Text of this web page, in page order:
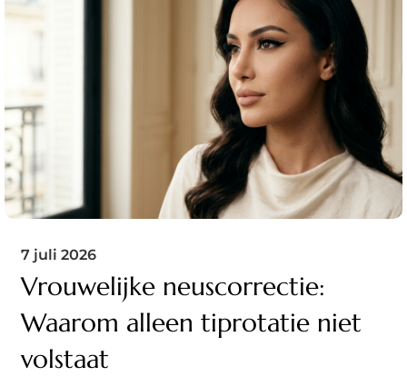
7 juli 2026
Vrouwelijke neuscorrectie:
Waarom alleen tiprotatie niet
volstaat